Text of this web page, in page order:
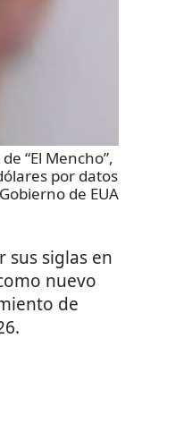
“El Mencho”,
por datos
Gobierno de EUA
sus siglas en
nuevo
de